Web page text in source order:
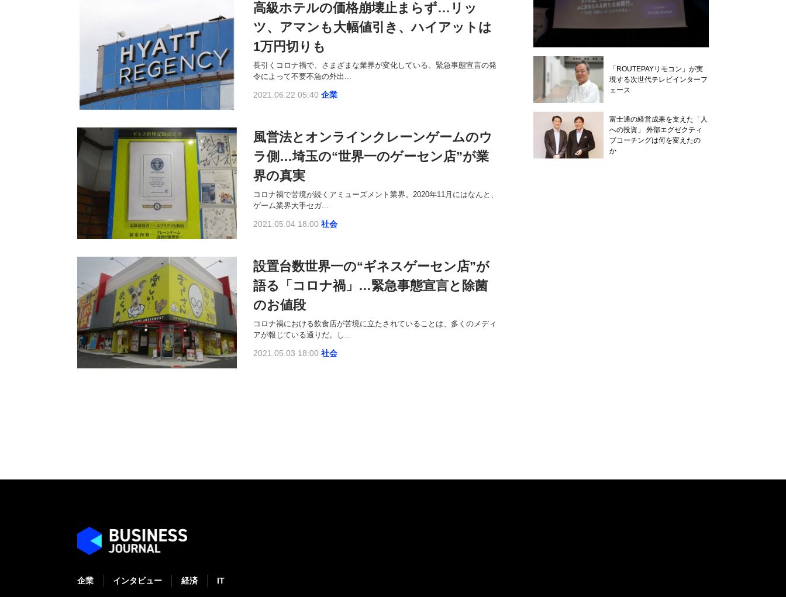
高級ホテルの価格崩壊止まらず…リッ
ツ、アマンも大幅値引き、ハイアットは
1万円切りも
長引くコロナ禍で、さまざまな業界が変化している。緊急事態宣言の発
令によって不要不急の外出...
2021.06.22 05:40 企業
風営法とオンラインクレーンゲームのウ
ラ側…埼玉の“世界一のゲーセン店”が業
界の真実
コロナ禍で苦境が続くアミューズメント業界。2020年11月にはなんと、
ゲーム業界大手セガ...
2021.05.04 18:00 社会
設置台数世界一の“ギネスゲーセン店”が
語る「コロナ禍」…緊急事態宣言と除菌
のお値段
コロナ禍における飲食店が苦境に立たされていることは、多くのメディ
アが報じている通りだ。し...
2021.05.03 18:00 社会
「ROUTEPAYリモコン」が実
現する次世代テレビインターフ
ェース
富士通の経営成果を支えた「人
への投資」 外部エグゼクティ
ブコーチングは何を変えたの
か
企業 インタビュー 経済 IT